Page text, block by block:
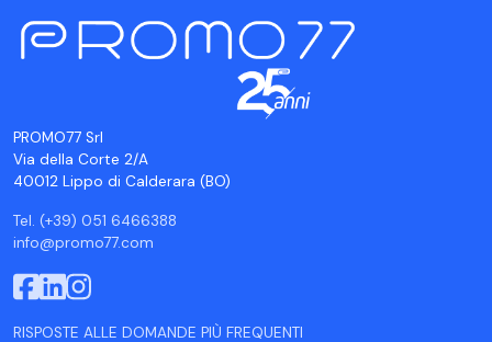
PROMO77 Srl
Via della Corte 2/A
40012 Lippo di Calderara (BO)
Tel. (+39) 051 6466388
info@promo77.com
RISPOSTE ALLE DOMANDE PIÙ FREQUENTI